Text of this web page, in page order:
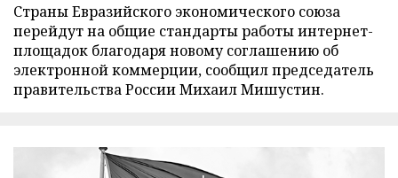
Страны Евразийского экономического союза
перейдут на общие стандарты работы интернет-
площадок благодаря новому соглашению об
электронной коммерции, сообщил председатель
правительства России Михаил Мишустин.